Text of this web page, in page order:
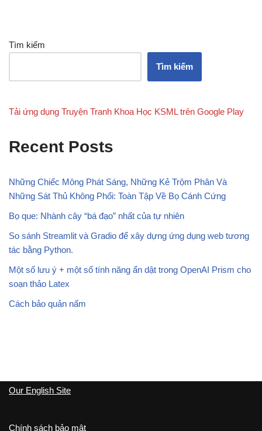
Tìm kiếm
Tìm kiếm
Tải ứng dụng Truyện Tranh Khoa Học KSML trên Google Play
Recent Posts
Những Chiếc Mông Phát Sáng, Những Kẻ Trộm Phân Và
Những Sát Thủ Không Phổi: Toàn Tập Về Bọ Cánh Cứng
Bọ que: Nhành cây “bá đạo” nhất của tự nhiên
So sánh Streamlit và Gradio để xây dựng ứng dụng web tương
tác bằng Python.
Một số lưu ý + một số tính năng ẩn dật trong OpenAI Prism cho
soạn thảo Latex
Cách bảo quản nấm
Our English Site
Chính sách bảo mật